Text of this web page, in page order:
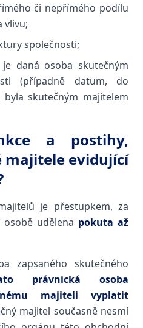
či nepřímého podílu
vlivu;
společnosti;
daná osoba skutečným
(případně datum, do
skutečným majitelem
a postihy,
majitele evidující
je přestupkem, za
udělena pokuta až
zapsaného skutečného
právnická osoba
majiteli vyplatit
majitel současně nesmí